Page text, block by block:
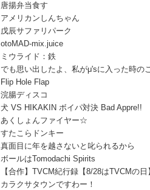
唐揚弁当食す
アメリカンしんちゃん
戊辰サファリパーク
otoMAD-mix.juice
ミウライド：鉄
でも思い出したよ、私がμ'sに入った時の
Flip Hole Flap
浣腸ディスコ
犬 VS HIKAKIN ボイパ対決 Bad Appre!!
あくしょんファイヤー☆
すたこらドンキー
真面目に年を越さないと叱られるから
ボールはTomodachi Spirits
【合作】TVCM紀行録【8/28はTVCMの日
カラクサタウンですわー！